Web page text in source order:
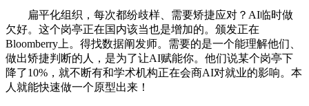
扁平化组织，每次都纷歧样、需要矫捷应对？AI临时做
欠好。这个岗亭正在国内该当也是增加的。颁发正在
Bloomberry上。得找数据阐发师。需要的是一个能理解他们、
做出矫捷判断的人，是为了让AI赋能你。他们说某个岗亭下
降了10%，就不断有和学术机构正在会商AI对就业的影响。本
人就能快速做一个原型出来！